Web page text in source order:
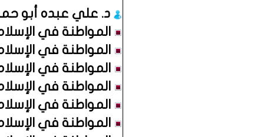
د. علي عبده أبو
المواطنة في
المواطنة في
المواطنة في
المواطنة في
المواطنة في
المواطنة في